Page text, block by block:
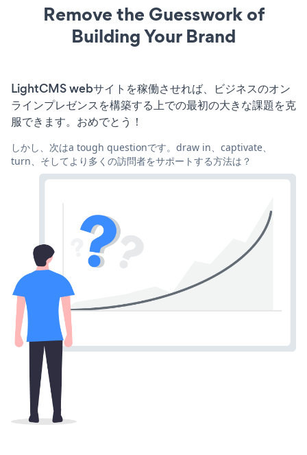
Remove the Guesswork of
Building Your Brand
LightCMS webサイトを稼働させれば、ビジネスのオン
ラインプレゼンスを構築する上での最初の大きな課題を克
服できます。おめでとう！
しかし、次はa tough questionです。draw in、captivate、
turn、そしてより多くの訪問者をサポートする方法は？